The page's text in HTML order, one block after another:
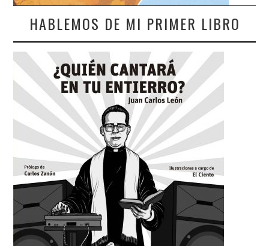
HABLEMOS DE MI PRIMER LIBRO